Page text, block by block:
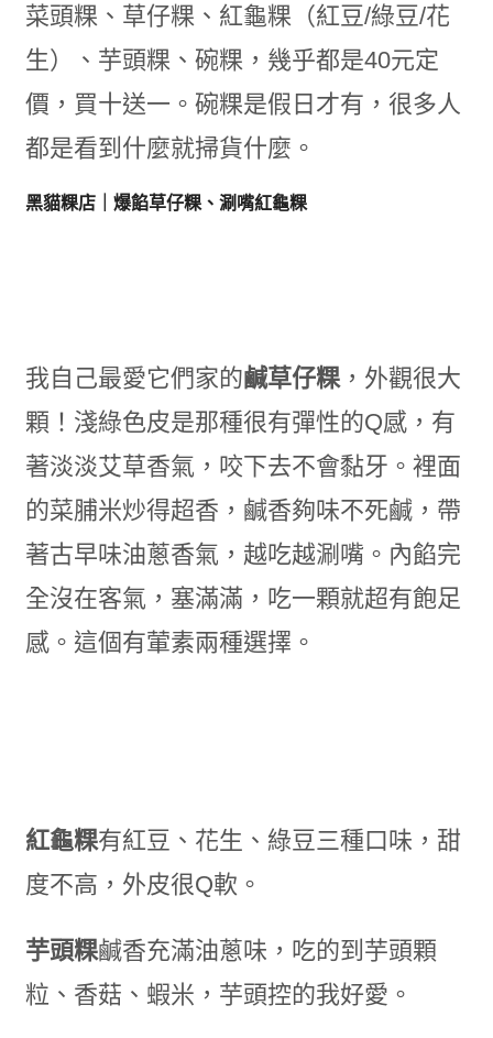
菜頭粿、草仔粿、紅龜粿（紅豆/綠豆/花
生）、芋頭粿、碗粿，幾乎都是40元定
價，買十送一。碗粿是假日才有，很多人
都是看到什麼就掃貨什麼。
黑貓粿店｜爆餡草仔粿、涮嘴紅龜粿
我自己最愛它們家的鹹草仔粿，外觀很大
顆！淺綠色皮是那種很有彈性的Q感，有
著淡淡艾草香氣，咬下去不會黏牙。裡面
的菜脯米炒得超香，鹹香夠味不死鹹，帶
著古早味油蔥香氣，越吃越涮嘴。內餡完
全沒在客氣，塞滿滿，吃一顆就超有飽足
感。這個有葷素兩種選擇。
紅龜粿有紅豆、花生、綠豆三種口味，甜
度不高，外皮很Q軟。
芋頭粿鹹香充滿油蔥味，吃的到芋頭顆
粒、香菇、蝦米，芋頭控的我好愛。